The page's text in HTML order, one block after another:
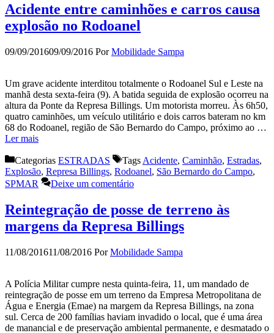
Acidente entre caminhões e carros causa
explosão no Rodoanel
09/09/201609/09/2016 PorMobilidade Sampa
Um grave acidente interditou totalmente o Rodoanel Sul e Leste na
manhã desta sexta-feira (9). A batida seguida de explosão ocorreu na
altura da Ponte da Represa Billings. Um motorista morreu. Às 6h50,
quatro caminhões, um veículo utilitário e dois carros bateram no km
68 do Rodoanel, região de São Bernardo do Campo, próximo ao …
Ler mais
Categorias ESTRADAS Tags Acidente, Caminhão, Estradas,
Explosão, Represa Billings, Rodoanel, São Bernardo do Campo,
SPMAR
Deixe um comentário
Reintegração de posse de terreno às
margens da Represa Billings
11/08/201611/08/2016 PorMobilidade Sampa
A Polícia Militar cumpre nesta quinta-feira, 11, um mandado de
reintegração de posse em um terreno da Empresa Metropolitana de
Água e Energia (Emae) na margem da Represa Billings, na zona
sul. Cerca de 200 famílias haviam invadido o local, que é uma área
de manancial e de preservação ambiental permanente, e desmatado o